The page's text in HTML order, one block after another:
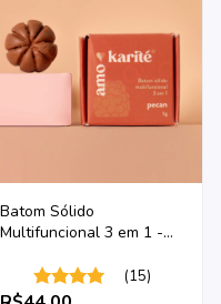
Batom Sólido
Multifuncional 3 em 1 -
(15)